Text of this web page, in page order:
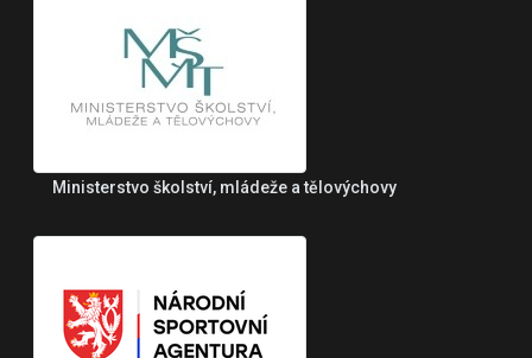
Ministerstvo školství, mládeže a tělovýchovy